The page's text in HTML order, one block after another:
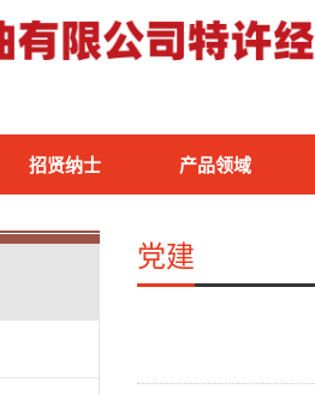
招贤纳士 产品领域
党建